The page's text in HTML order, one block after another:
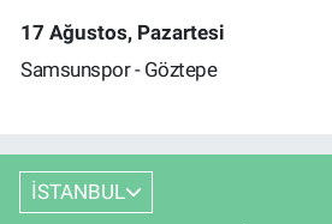
17 Ağustos, Pazartesi
Samsunspor - Göztepe
İSTANBUL